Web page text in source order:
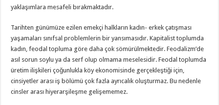
yaklaşımlara mesafeli bırakmaktadır.
Tarihten günümüze ezilen emekçi halkların kadın- erkek çatışması
yaşamaları sınıfsal problemlerin bir yansımasıdır. Kapitalist toplumda
kadın, feodal topluma göre daha çok sömürülmektedir. Feodalizm’de
asıl sorun soylu ya da serf olup olmama meselesidir. Feodal toplumda
üretim ilişkileri çoğunlukla köy ekonomisinde gerçekleştiği için,
cinsiyetler arası iş bölümü çok fazla ayrıcalık oluşturmaz. Bu nedenle
cinsler arası hiyerarşileşme gelişememez.